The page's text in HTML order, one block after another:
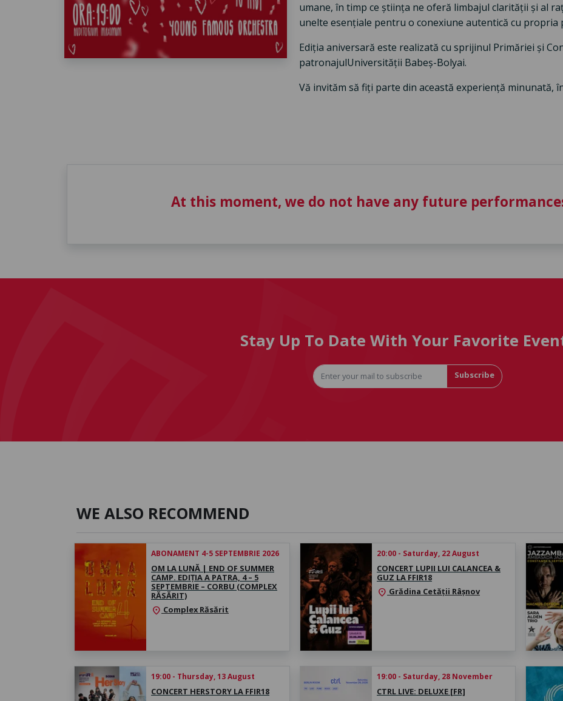
umane, în timp ce știința ne oferă limbajul clarității și al
unelte esențiale pentru o conexiune autentică cu propria
Ediția aniversară este realizată cu sprijinul Primăriei și
patronajulUniversității Babeș-Bolyai.
Vă invităm să fiți parte din această experiență minunată,
At this moment, we do not have any future
Stay Up To Date With Your Favorite
Subscribe
WE ALSO RECOMMEND
ABONAMENT 4-5 SEPTEMBRIE 2026
OM LA LUNĂ | END OF SUMMER
CAMP. EDIȚIA A PATRA, 4 – 5
SEPTEMBRIE – CORBU (COMPLEX
RĂSĂRIT)
location_on Complex Răsărit
20:00 - Saturday, 22 August
CONCERT LUPII LUI CALANCEA &
GUZ LA FFIR18
location_on Grădina Cetății Râșnov
19:00 - Thursday, 13 August
CONCERT HERSTORY LA FFIR18
19:00 - Saturday, 28 November
CTRL LIVE: DELUXE [FR]